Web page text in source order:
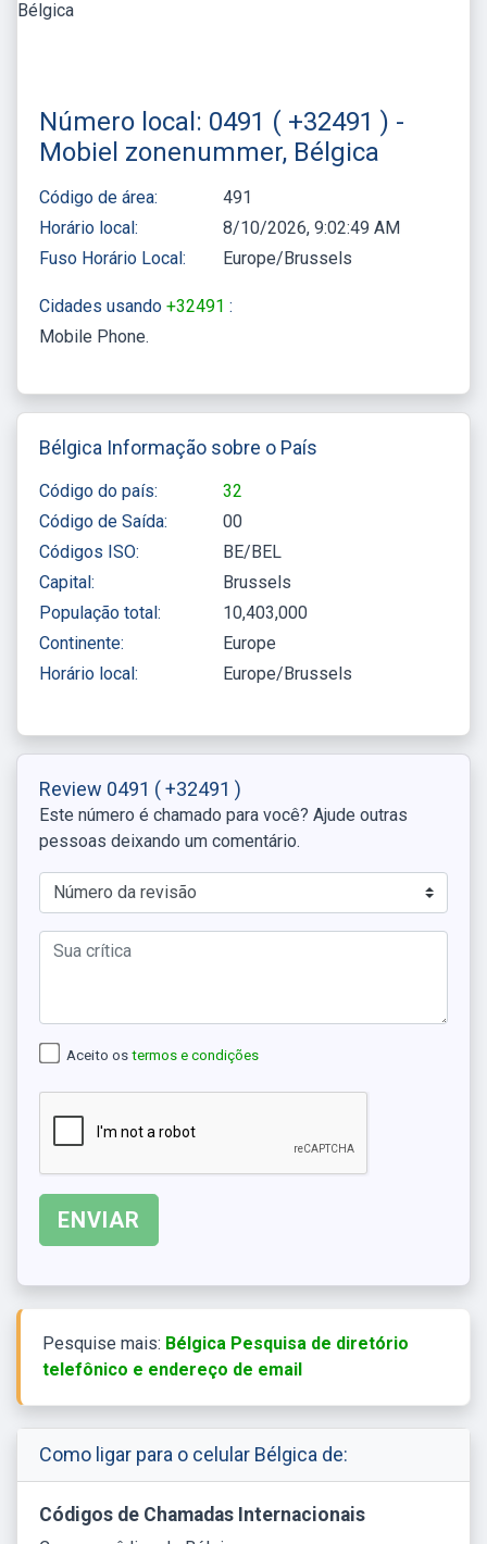
Número local: 0491 ( +32491 ) -
Mobiel zonenummer, Bélgica
Código de área:
491
Horário local:
8/10/2026, 9:02:49 AM
Fuso Horário Local:
Europe/Brussels
Cidades usando +32491 :
Mobile Phone
Bélgica Informação sobre o País
Código do país:
32
Código de Saída:
00
Códigos ISO:
BE/BEL
Capital:
Brussels
População total:
10,403,000
Continente:
Europe
Horário local:
Europe/Brussels
Review 0491 ( +32491 )
Este número é chamado para você? Ajude outras
pessoas deixando um comentário.
Aceito os termos e condições
Pesquise mais: Bélgica Pesquisa de diretório
telefônico e endereço de email
Como ligar para o celular Bélgica de:
Códigos de Chamadas Internacionais